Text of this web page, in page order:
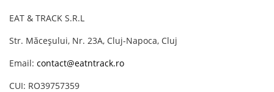
EAT & TRACK S.R.L
Str. Măceșului, Nr. 23A, Cluj-Napoca, Cluj
Email: contact@eatntrack.ro
CUI: RO39757359